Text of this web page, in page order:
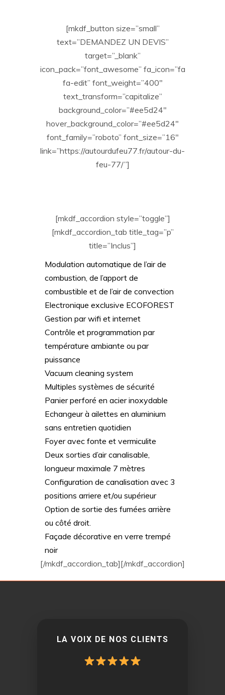
[mkdf_button size=”small”
text=”DEMANDEZ UN DEVIS”
target=”_blank”
icon_pack=”font_awesome” fa_icon=”fa
fa-edit” font_weight=”400″
text_transform=”capitalize”
background_color=”#ee5d24″
hover_background_color=”#ee5d24″
font_family=”roboto” font_size=”16″
link=”https://autourdufeu77.fr/autour-du-
feu-77/”]
[mkdf_accordion style=”toggle”]
[mkdf_accordion_tab title_tag=”p”
title=”Inclus”]
Modulation automatique de l’air de
combustion, de l’apport de
combustible et de l’air de convection
Electronique exclusive ECOFOREST
Gestion par wifi et internet
Contrôle et programmation par
température ambiante ou par
puissance
Vacuum cleaning system
Multiples systèmes de sécurité
Panier perforé en acier inoxydable
Echangeur à ailettes en aluminium
sans entretien quotidien
Foyer avec fonte et vermiculite
Deux sorties d’air canalisable,
longueur maximale 7 mètres
Configuration de canalisation avec 3
positions arriere et/ou supérieur
Option de sortie des fumées arrière
ou côté droit.
Façade décorative en verre trempé
noir
[/mkdf_accordion_tab][/mkdf_accordion]
LA VOIX DE NOS CLIENTS